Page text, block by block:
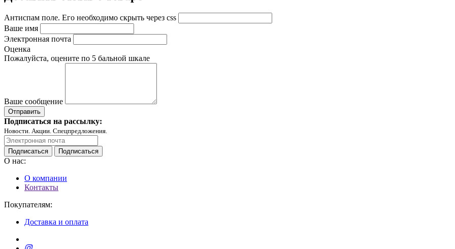
Антиспам поле. Его необходимо скрыть через css
Ваше имя
Электронная почта
Оценка
Пожалуйста, оцените по 5 бальной шкале
Ваше сообщение
Подписаться на рассылку:
Новости. Акции. Спецпредложения.
Подписаться Подписаться
О нас:
О компании
Контакты
Покупателям:
Доставка и оплата